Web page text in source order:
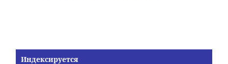
Индексируется